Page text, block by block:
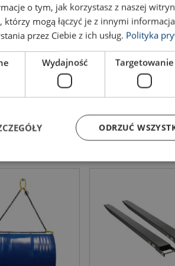
м
Ширина мм
o tym, jak korzystasz z naszej
którzy mogą łączyć je z innymi
przez Ciebie z ich usług. Polityka
Wydajność Targetowanie
ODRZUĆ